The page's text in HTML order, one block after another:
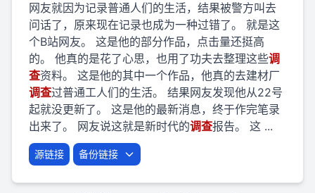
网友就因为记录普通人们的生活，结果被警方叫去
问话了，原来现在记录也成为一种过错了。 就是这
个B站网友。 这是他的部分作品，点击量还挺高
的。 他真的是花了心思，也用了功夫去整理这些调
查资料。 这是他的其中一个作品，他真的去建材厂
调查过普通工人们的生活。 结果网友发现他从22号
起就没更新了。 这是他的最新消息，终于作完笔录
出来了。 网友说这就是新时代的调查报告。 这 ...
源链接 备份链接